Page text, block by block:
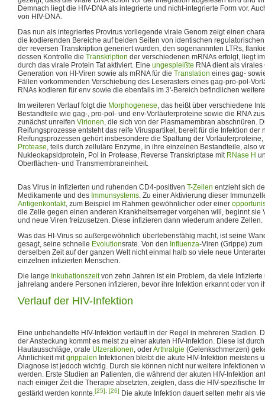
Demnach liegt die HIV-DNA als integrierte und nicht-integrierte Form vor.
von HIV-DNA.
Das nun als integriertes Provirus vorliegende virale Genom zeigt einen
die kodierenden Bereiche auf beiden Seiten von identischen
der reversen Transkription generiert wurden, den sogenannnten LTRs,
dessen Kontrolle die Transkription der verschiedenen mRNAs erfolgt, liegt
durch das virale Protein Tat aktiviert. Eine ungespleißte RNA dient als
Generation von HI-Viren sowie als mRNA für die Translation eines gag-
Fällen vorkommenden Verschiebung des Leserasters eines gag-pro-pol-
RNAs kodieren für env sowie die ebenfalls im 3'-Bereich befindlichen
Im weiteren Verlauf folgt die Morphogenese, das heißt über verschiedene
Bestandteile wie gag-, pro-pol- und env-Vorläuferproteine sowie die RNA
zunächst unreifen Virionen, die sich von der Plasmamembran abschnüren.
Reifungsprozesse entsteht das reife Viruspartikel, bereit für die Infektion der
Reifungsprozessen gehört insbesondere die Spaltung der
Protease, teils durch zelluläre Enzyme, in ihre einzelnen Bestandteile, also
Nukleokapsidprotein, Pol in Protease, Reverse Transkriptase mit RNase H
Oberflächen- und Transmembraneinheit.
Das Virus in infizierten und ruhenden CD4-positiven T-Zellen entzieht sich
Medikamente und des Immunsystems. Zu einer Aktivierung dieser
Antigenkontakt, zum Beispiel im Rahmen gewöhnlicher oder einer
die Zelle gegen einen anderen Krankheitserreger vorgehen will, beginnt sie
und neue Viren freizusetzen. Diese infizieren dann wiederum andere Zellen.
Was das HI-Virus so außergewöhnlich überlebensfähig macht, ist seine
gesagt, seine schnelle Evolutionsrate. Von den Influenza-Viren (Grippe)
derselben Zeit auf der ganzen Welt nicht einmal halb so viele neue
einzelnen infizierten Menschen.
Die lange Inkubationszeitvon zehn Jahren ist ein Problem, da viele
jahrelang andere Personen infizieren, bevor ihre Infektion erkannt oder von
Verlauf der HIV-Infektion
Eine unbehandelte HIV-Infektion verläuft in der Regel in mehreren Stadien.
der Ansteckung kommt es meist zu einer akuten HIV-Infektion. Diese ist
Hautausschläge, orale Ulzerationen, oderArthralgie (Gelenkschmerzen)
Ähnlichkeit mitgrippalen Infektionen bleibt die akute HIV-Infektion meistens
Diagnose ist jedoch wichtig. Durch sie können nicht nur weitere Infektionen
werden. Erste Studien an Patienten, die während der akuten HIV-Infektion
nach einiger Zeit die Therapie absetzten, zeigten, dass die HIV-spezifische
gestärkt werden konnte.[25] [26] Die akute Infektion dauert selten mehr als